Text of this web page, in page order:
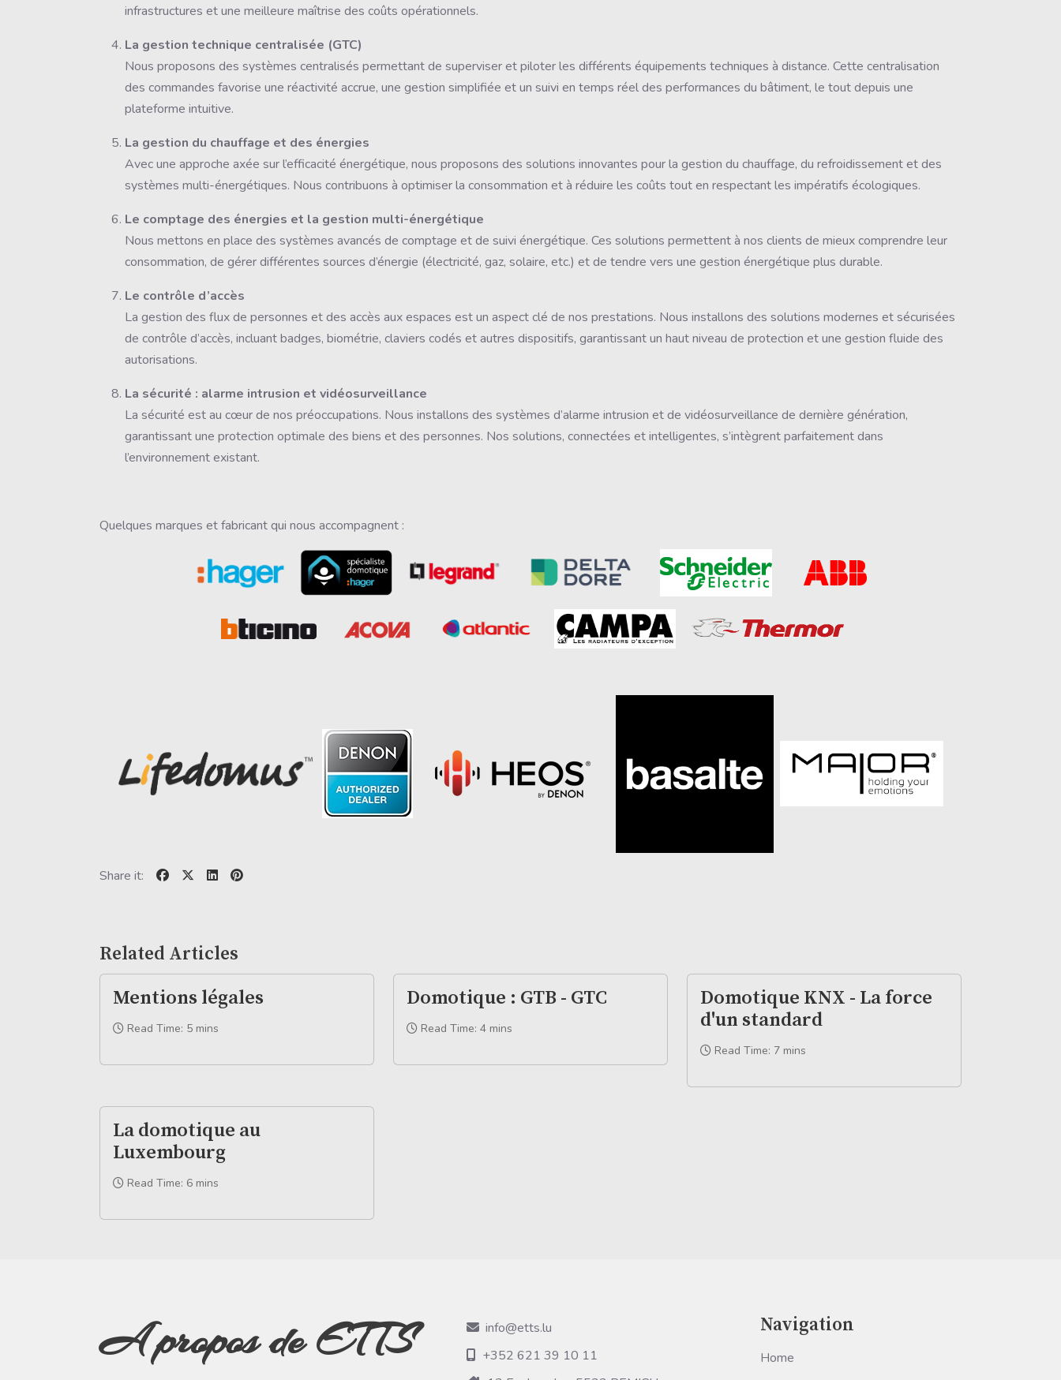
infrastructures et une meilleure maîtrise des coûts opérationnels.
La gestion technique centralisée (GTC)
Nous proposons des systèmes centralisés permettant de superviser et piloter les différents équipements techniques à distance. Cette centralisation
des commandes favorise une réactivité accrue, une gestion simplifiée et un suivi en temps réel des performances du bâtiment, le tout depuis une
plateforme intuitive.
La gestion du chauffage et des énergies
Avec une approche axée sur l’efficacité énergétique, nous proposons des solutions innovantes pour la gestion du chauffage, du refroidissement et des
systèmes multi-énergétiques. Nous contribuons à optimiser la consommation et à réduire les coûts tout en respectant les impératifs écologiques.
Le comptage des énergies et la gestion multi-énergétique
Nous mettons en place des systèmes avancés de comptage et de suivi énergétique. Ces solutions permettent à nos clients de mieux comprendre leur
consommation, de gérer différentes sources d’énergie (électricité, gaz, solaire, etc.) et de tendre vers une gestion énergétique plus durable.
Le contrôle d’accès
La gestion des flux de personnes et des accès aux espaces est un aspect clé de nos prestations. Nous installons des solutions modernes et sécurisées
de contrôle d’accès, incluant badges, biométrie, claviers codés et autres dispositifs, garantissant un haut niveau de protection et une gestion fluide des
autorisations.
La sécurité : alarme intrusion et vidéosurveillance
La sécurité est au cœur de nos préoccupations. Nous installons des systèmes d’alarme intrusion et de vidéosurveillance de dernière génération,
garantissant une protection optimale des biens et des personnes. Nos solutions, connectées et intelligentes, s’intègrent parfaitement dans
l’environnement existant.
Quelques marques et fabricant qui nous accompagnent :
Share it:
Related Articles
Mentions légales
Read Time: 5 mins
Domotique : GTB - GTC
Read Time: 4 mins
Domotique KNX - La force
d'un standard
Read Time: 7 mins
La domotique au
Luxembourg
Read Time: 6 mins
A propos de ETTS
info@etts.lu
+352 621 39 10 11
Navigation
Home